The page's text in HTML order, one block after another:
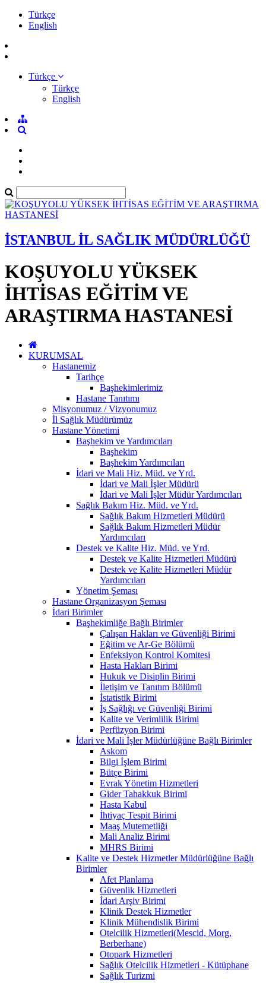
Türkçe
English
Türkçe
Türkçe
English
İSTANBUL İL SAĞLIK MÜDÜRLÜĞÜ
KOŞUYOLU YÜKSEK
İHTİSAS EĞİTİM VE
ARAŞTIRMA HASTANESİ
KURUMSAL
Hastanemiz
Tarihçe
Başhekimlerimiz
Hastane Tanıtımı
Misyonumuz / Vizyonumuz
İl Sağlık Müdürümüz
Hastane Yönetimi
Başhekim ve Yardımcıları
Başhekim
Başhekim Yardımcıları
İdari ve Mali Hiz. Müd. ve Yrd.
İdari ve Mali İşler Müdürü
İdari ve Mali İşler Müdür Yardımcıları
Sağlık Bakım Hiz. Müd. ve Yrd.
Sağlık Bakım Hizmetleri Müdürü
Sağlık Bakım Hizmetleri Müdür
Yardımcıları
Destek ve Kalite Hiz. Müd. ve Yrd.
Destek ve Kalite Hizmetleri Müdürü
Destek ve Kalite Hizmetleri Müdür
Yardımcıları
Yönetim Şeması
Hastane Organizasyon Şeması
İdari Birimler
Başhekimliğe Bağlı Birimler
Çalışan Hakları ve Güvenliği Birimi
Eğitim ve Ar-Ge Bölümü
Enfeksiyon Kontrol Komitesi
Hasta Hakları Birimi
Hukuk ve Disiplin Birimi
İletişim ve Tanıtım Bölümü
İstatistik Birimi
İş Sağlığı ve Güvenliği Birimi
Kalite ve Verimlilik Birimi
Perfüzyon Birimi
İdari ve Mali İşler Müdürlüğüne Bağlı Birimler
Askom
Bilgi İşlem Birimi
Bütçe Birimi
Evrak Yönetim Hizmetleri
Gider Tahakkuk Birimi
Hasta Kabul
İhtiyaç Tespit Birimi
Maaş Mutemetliği
Mali Analiz Birimi
MHRS Birimi
Kalite ve Destek Hizmetler Müdürlüğüne Bağlı
Birimler
Afet Planlama
Güvenlik Hizmetleri
İdari Arşiv Birimi
Klinik Destek Hizmetler
Klinik Mühendislik Birimi
Otelcilik Hizmetleri(Mescid, Morg,
Berberhane)
Otopark Hizmetleri
Sağlık Otelcilik Hizmetleri - Kütüphane
Sağlık Turizmi